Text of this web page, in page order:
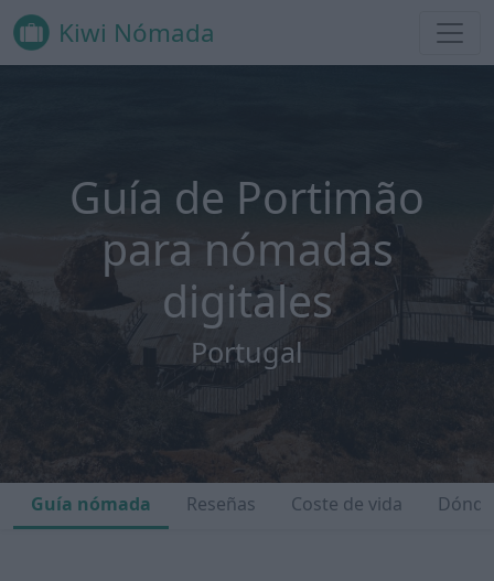
Kiwi Nómada
Guía de Portimão
para nómadas
digitales
Portugal
Guía nómada Reseñas Coste de vida